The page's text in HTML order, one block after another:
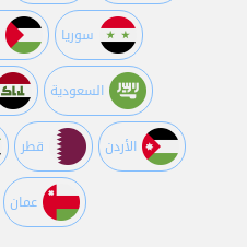
سوريا
السعودية
اﻷردن قطر
عمان